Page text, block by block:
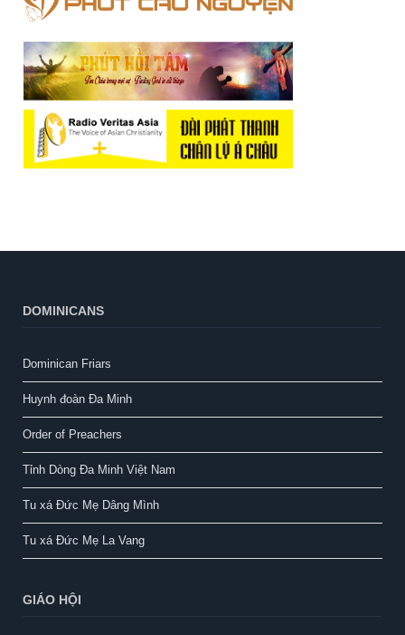
DOMINICANS
Dominican Friars
Huynh đoàn Đa Minh
Order of Preachers
Tỉnh Dòng Đa Minh Việt Nam
Tu xá Đức Mẹ Dâng Mình
Tu xá Đức Mẹ La Vang
GIÁO HỘI